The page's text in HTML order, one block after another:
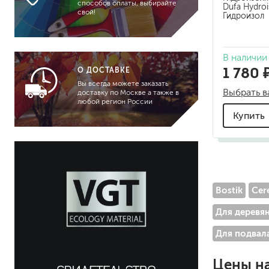
автомобиля
объекты общепита
общественное помещение
подвал, лоджия, подземная
парковка
потолок
пол, лестница
прачечные / химчистки
пластиковые элементы
стены
терраса
трубы, радиаторы
отопления
способов оплаты, выбирайте
свой!
О ДОСТАВКЕ
Вы всегда можете заказать
доставку по Москве а также в
любой регион России
Dufa
Гидроизол
В наличии
1 780
Выбрать
Купить
Bostik
Для
Для
Цены